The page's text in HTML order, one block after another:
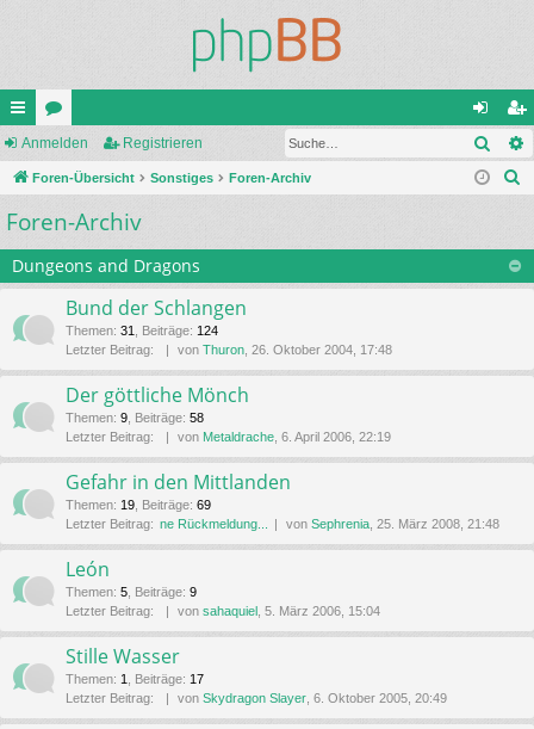
ch
ne
llz
ug
riff
or
en
n
m
de
n
eg
ist
re
n
Anmelden Registrieren
Foren-Übersicht Sonstiges Foren-Archiv
e
Foren-Archiv
Dungeons and Dragons
Bund der Schlangen
Themen: 31 Beiträge: 124
Letzter Beitrag:
von Thuron , 26. Oktober 2004, 17:48
Der göttliche Mönch
Themen: 9 Beiträge: 58
Letzter Beitrag:
von Metaldrache , 6. April 2006, 22:19
Gefahr in den Mittlanden
Themen: 19 Beiträge: 69
Letzter Beitrag: ne Rückmeldung... von Sephrenia , 25. März 2008, 21:48
León
Themen: 5 Beiträge: 9
Letzter Beitrag:
von sahaquiel , 5. März 2006, 15:04
Stille Wasser
Themen: 1 Beiträge: 17
Letzter Beitrag:
von Skydragon Slayer , 6. Oktober 2005, 20:49